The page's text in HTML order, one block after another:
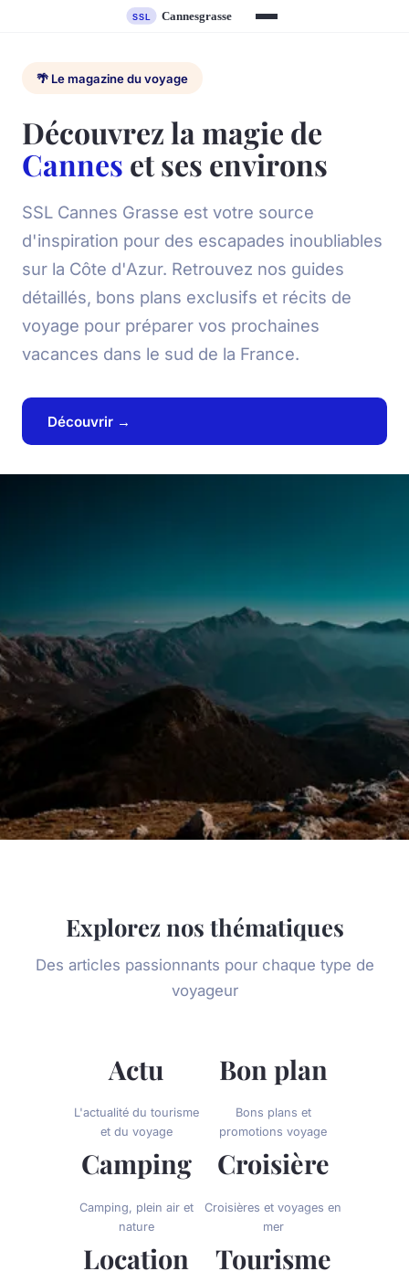
🌴 Le magazine du voyage
Découvrez la magie de
Cannes et ses environs
SSL Cannes Grasse est votre source
d'inspiration pour des escapades inoubliables
sur la Côte d'Azur. Retrouvez nos guides
détaillés, bons plans exclusifs et récits de
voyage pour préparer vos prochaines
vacances dans le sud de la France.
Découvrir →
Explorez nos thématiques
Des articles passionnants pour chaque type de
voyageur
Actu
L'actualité du tourisme
et du voyage
Bon plan
Bons plans et
promotions voyage
Camping
Camping, plein air et
nature
Croisière
Croisières et voyages en
mer
Location Tourisme